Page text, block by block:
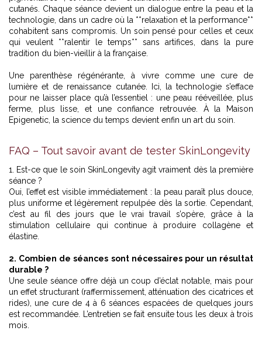
cutanés. Chaque séance devient un dialogue entre la peau et la
technologie, dans un cadre où la **relaxation et la performance**
cohabitent sans compromis. Un soin pensé pour celles et ceux
qui veulent **ralentir le temps** sans artifices, dans la pure
tradition du bien-vieillir à la française.
Une parenthèse régénérante, à vivre comme une cure de
lumière et de renaissance cutanée. Ici, la technologie s’efface
pour ne laisser place qu’à l’essentiel : une peau rééveillée, plus
ferme, plus lisse, et une confiance retrouvée. À la Maison
Epigenetic, la science du temps devient enfin un art du soin.
FAQ – Tout savoir avant de tester SkinLongevity
1. Est-ce que le soin SkinLongevity agit vraiment dès la première
séance ?
Oui, l’effet est visible immédiatement : la peau paraît plus douce,
plus uniforme et légèrement repulpée dès la sortie. Cependant,
c’est au fil des jours que le vrai travail s’opère, grâce à la
stimulation cellulaire qui continue à produire collagène et
élastine.
2. Combien de séances sont nécessaires pour un résultat
durable ?
Une seule séance offre déjà un coup d’éclat notable, mais pour
un effet structurant (raffermissement, atténuation des cicatrices et
rides), une cure de 4 à 6 séances espacées de quelques jours
est recommandée. L’entretien se fait ensuite tous les deux à trois
mois.